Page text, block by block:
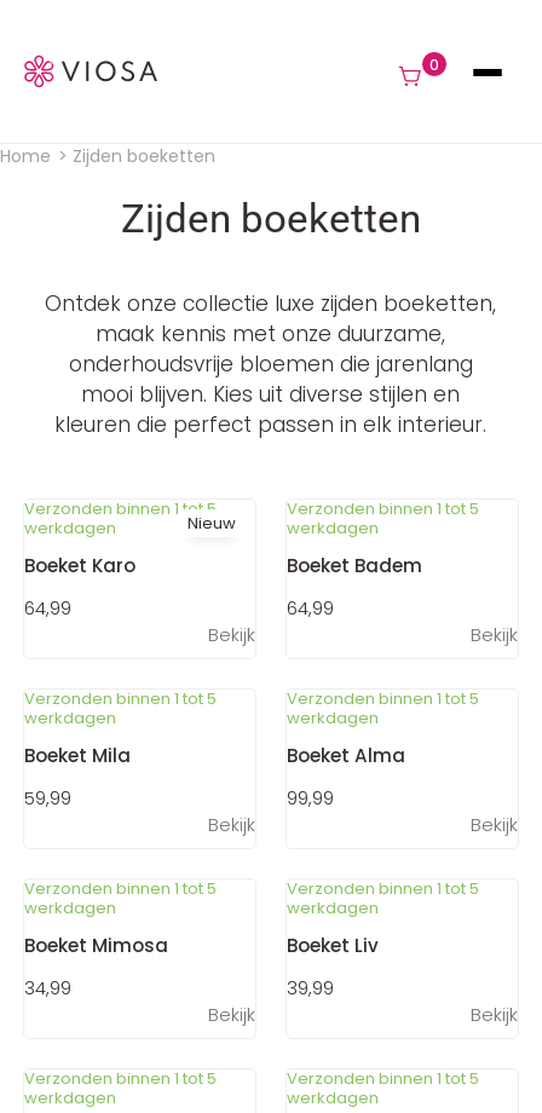
0
Kruimelpad
Home Zijden boeketten
Zijden boeketten
Ontdek onze collectie luxe zijden boeketten,
maak kennis met onze duurzame,
onderhoudsvrije bloemen die jarenlang
mooi blijven. Kies uit diverse stijlen en
kleuren die perfect passen in elk interieur.
Nieuw
Verzonden binnen 1 tot 5
werkdagen
Boeket Karo
64,99
Bekijk
Verzonden binnen 1 tot 5
werkdagen
Boeket Badem
64,99
Bekijk
Verzonden binnen 1 tot 5
werkdagen
Boeket Mila
59,99
Bekijk
Verzonden binnen 1 tot 5
werkdagen
Boeket Alma
99,99
Bekijk
Verzonden binnen 1 tot 5
werkdagen
Boeket Mimosa
34,99
Bekijk
Verzonden binnen 1 tot 5
werkdagen
Boeket Liv
39,99
Bekijk
Verzonden binnen 1 tot 5
werkdagen
Verzonden binnen 1 tot 5
werkdagen